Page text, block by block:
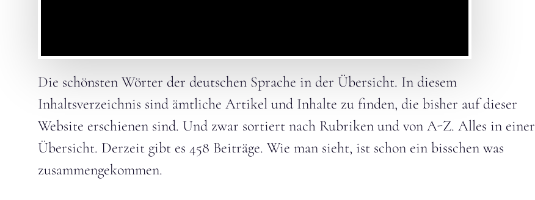
Die schönsten Wörter der deutschen Sprache in der Übersicht. In diesem
Inhaltsverzeichnis sind ämtliche Artikel und Inhalte zu finden, die bisher auf dieser
Website erschienen sind. Und zwar sortiert nach Rubriken und von A-Z. Alles in einer
Übersicht. Derzeit gibt es 458 Beiträge. Wie man sieht, ist schon ein bisschen was
zusammengekommen.